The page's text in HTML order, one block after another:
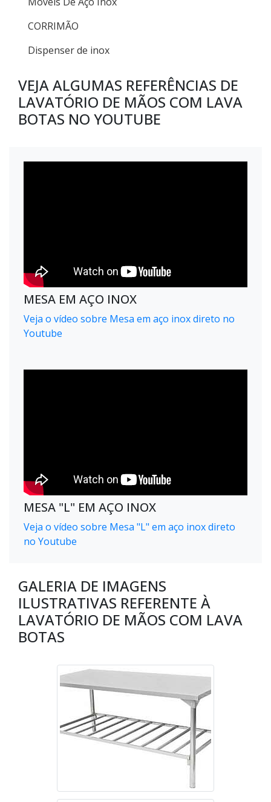
CORRIMÃO
Dispenser de inox
VEJA ALGUMAS REFERÊNCIAS DE
LAVATÓRIO DE MÃOS COM LAVA
BOTAS NO YOUTUBE
MESA EM AÇO INOX
Veja o vídeo sobre Mesa em aço inox direto no
Youtube
MESA "L" EM AÇO INOX
Veja o vídeo sobre Mesa "L" em aço inox direto
no Youtube
GALERIA DE IMAGENS
ILUSTRATIVAS REFERENTE À
LAVATÓRIO DE MÃOS COM LAVA
BOTAS